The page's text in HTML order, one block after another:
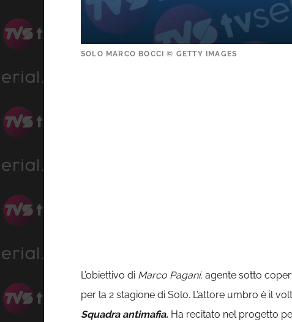
SOLO MARCO BOCCI © GETTY IMAGES
L’obiettivo di Marco Pagani, agente sotto
per la 2 stagione di Solo. L’attore umbro è il
Squadra antimafia. Ha recitato nel progetto